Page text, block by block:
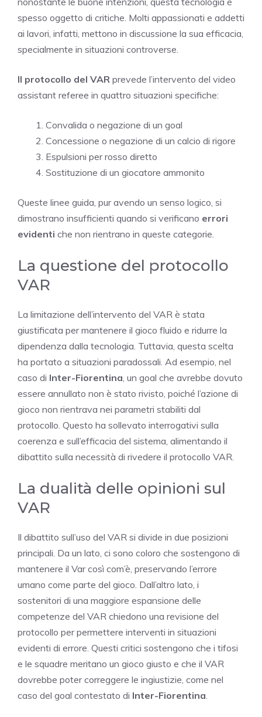
spesso oggetto di critiche. Molti appassionati e addetti
ai lavori, infatti, mettono in discussione la sua efficacia,
specialmente in situazioni controverse.
Il protocollo del VAR prevede l’intervento del video
assistant referee in quattro situazioni specifiche:
Convalida o negazione di un goal
Concessione o negazione di un calcio di rigore
Espulsioni per rosso diretto
Sostituzione di un giocatore ammonito
Queste linee guida, pur avendo un senso logico, si
dimostrano insufficienti quando si verificano errori
evidenti che non rientrano in queste categorie.
La questione del protocollo
VAR
La limitazione dell’intervento del VAR è stata
giustificata per mantenere il gioco fluido e ridurre la
dipendenza dalla tecnologia. Tuttavia, questa scelta
ha portato a situazioni paradossali. Ad esempio, nel
caso di Inter-Fiorentina, un goal che avrebbe dovuto
essere annullato non è stato rivisto, poiché l’azione di
gioco non rientrava nei parametri stabiliti dal
protocollo. Questo ha sollevato interrogativi sulla
coerenza e sull’efficacia del sistema, alimentando il
dibattito sulla necessità di rivedere il protocollo VAR.
La dualità delle opinioni sul
VAR
Il dibattito sull’uso del VAR si divide in due posizioni
principali. Da un lato, ci sono coloro che sostengono di
mantenere il Var così com’è, preservando l’errore
umano come parte del gioco. Dall’altro lato, i
sostenitori di una maggiore espansione delle
competenze del VAR chiedono una revisione del
protocollo per permettere interventi in situazioni
evidenti di errore. Questi critici sostengono che i tifosi
e le squadre meritano un gioco giusto e che il VAR
dovrebbe poter correggere le ingiustizie, come nel
caso del goal contestato di Inter-Fiorentina.